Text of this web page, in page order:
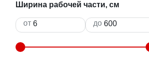
Ширина рабочей части, см
от до